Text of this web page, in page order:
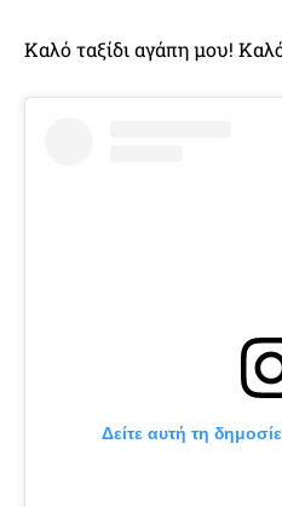
Καλό ταξίδι αγάπη μου!
Δείτε αυτή τη